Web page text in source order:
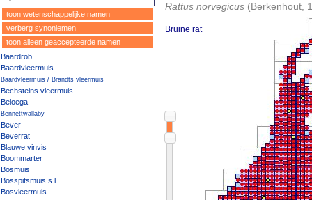
toon wetenschappelijke namen
verberg synoniemen
toon alleen geaccepteerde namen
Baardrob
Baardvleermuis
Baardvleermuis / Brandts vleermuis
Bechsteins vleermuis
Beloega
Bennettwallaby
Bever
Beverrat
Blauwe vinvis
Boommarter
Bosmuis
Bosspitsmuis s.l.
Bosvleermuis
Rattus norvegicus (Berkenhout,
Bruine rat